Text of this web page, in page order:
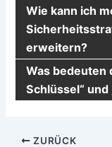
Wie kann ich
erweitern?
Was bedeuten
Schlüssel“
Beitragsnavigation
ZURÜCK